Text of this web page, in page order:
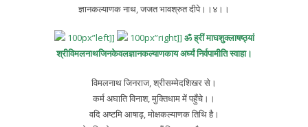
ज्ञानकल्याणक नाथ, जजत भावश्रुत दीपे।।४।।
100px”left]] 100px”right]] ॐ ह्रीं माघशुक्लाषष्ठ्यां
श्रीविमलनाथजिनकेवलज्ञानकल्याणकाय अर्घ्यं निर्वपामीति स्वाहा।
विमलनाथ जिनराज, श्रीसम्मेदशिखर से।
कर्म अघाति विनाश, मुक्तिधाम में पहुँचे।।
वदि अष्टमि आषाढ़, मोक्षकल्याणक तिथि है।